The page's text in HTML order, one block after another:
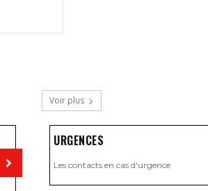
Voir plus
URGENCES
Les contacts en cas d'urgence